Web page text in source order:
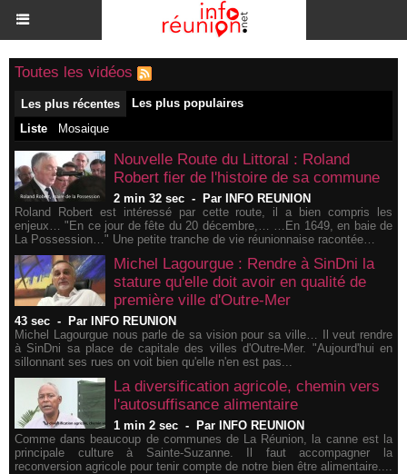
Toutes les vidéos
Les plus récentes
Les plus populaires
Liste
Mosaique
Nouvelle Route du Littoral : Roland
Robert fier de l'histoire de sa commune
2 min 32 sec-
Par INFO REUNION
Roland Robert est intéressé par cette route, il a bien compris les
enjeux… "En ce jour de fête du 20 décembre,… …En 1649, en baie de
La Possession…" Une petite tranche de vie réunionnaise racontée…
Michel Lagourgue : Rendre à SinDni la
stature qu'elle doit avoir en qualité de
première ville d'Outre-Mer
43 sec -
Par INFO REUNION
Michel Lagourgue nous parle de sa vision pour sa ville… Il veut rendre
à SinDni sa place de capitale des villes d'Outre-Mer. "Aujourd'hui en
sillonnant ses rues on voit bien qu'elle n'en est pas...
La diversification agricole, chemin vers
l'autosuffisance alimentaire
1 min 2 sec-
Par INFO REUNION
Comme dans beaucoup de communes de La Réunion, la canne est la
principale culture à Sainte-Suzanne. Il faut accompagner la
reconversion agricole pour tenir compte de notre bien être alimentaire....